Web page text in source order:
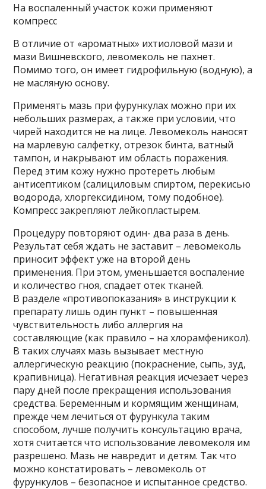
На воспаленный участок кожи применяют
компресс
В отличие от «ароматных» ихтиоловой мази и
мази Вишневского, левомеколь не пахнет.
Помимо того, он имеет гидрофильную (водную), а
не масляную основу.
Применять мазь при фурункулах можно при их
небольших размерах, а также при условии, что
чирей находится не на лице. Левомеколь наносят
на марлевую салфетку, отрезок бинта, ватный
тампон, и накрывают им область поражения.
Перед этим кожу нужно протереть любым
антисептиком (салициловым спиртом, перекисью
водорода, хлоргексидином, тому подобное).
Компресс закрепляют лейкопластырем.
Процедуру повторяют один- два раза в день.
Результат себя ждать не заставит – левомеколь
приносит эффект уже на второй день
применения. При этом, уменьшается воспаление
и количество гноя, спадает отек тканей.
В разделе «противопоказания» в инструкции к
препарату лишь один пункт – повышенная
чувствительность либо аллергия на
составляющие (как правило – на хлорамфеникол).
В таких случаях мазь вызывает местную
аллергическую реакцию (покраснение, сыпь, зуд,
крапивница). Негативная реакция исчезает через
пару дней после прекращения использования
средства. Беременным и кормящим женщинам,
прежде чем лечиться от фурункула таким
способом, лучше получить консультацию врача,
хотя считается что использование левомеколя им
разрешено. Мазь не навредит и детям. Так что
можно констатировать – левомеколь от
фурункулов – безопасное и испытанное средство.